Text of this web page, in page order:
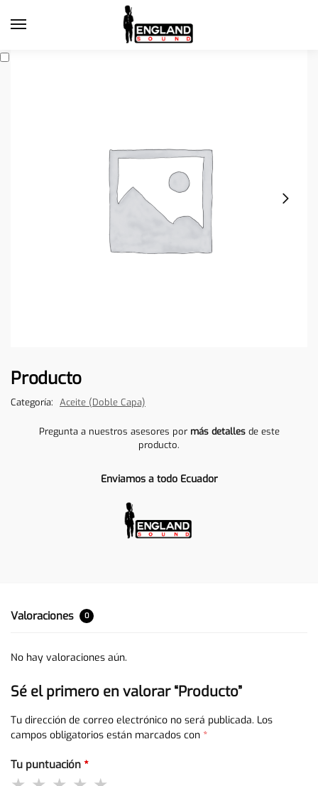
Producto
Categoría: Aceite (Doble Capa)
Pregunta a nuestros asesores por más detallesde este
producto.
Enviamos a todo Ecuador
Valoraciones 0
No hay valoraciones aún.
Sé el primero en valorar “Producto”
Tu dirección de correo electrónico no será publicada. Los
campos obligatorios están marcados con *
Tu puntuación *